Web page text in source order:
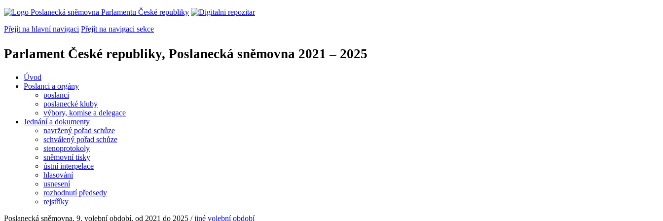
Přejít na hlavní navigaci Přejít na navigaci sekce
Parlament České republiky, Poslanecká sněmovna 2021 – 2025
Úvod
Poslanci a orgány
poslanci
poslanecké kluby
výbory, komise a delegace
Jednání a dokumenty
navržený pořad schůze
schválený pořad schůze
stenoprotokoly
sněmovní tisky
ústní interpelace
hlasování
usnesení
rozhodnutí předsedy
rejstříky
Poslanecká sněmovna, 9. volební období, od 2021 do 2025 /jiné volební období